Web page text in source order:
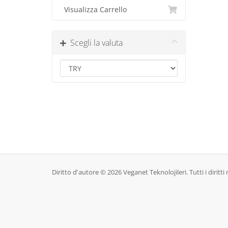
Visualizza Carrello
Scegli la valuta
Diritto d'autore © 2026 Veganet Teknolojileri. Tutti i diritti